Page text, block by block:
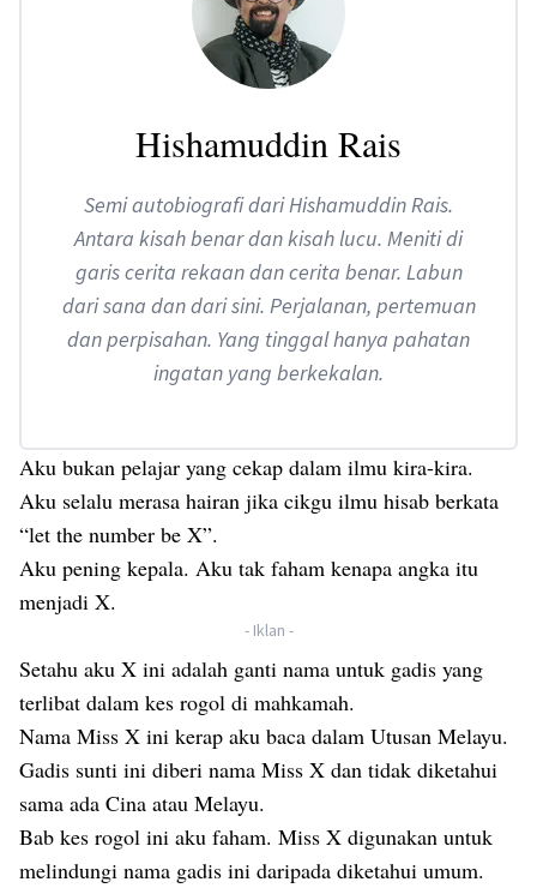
Hishamuddin Rais
Semi autobiografi dari Hishamuddin Rais.
Antara kisah benar dan kisah lucu. Meniti di
garis cerita rekaan dan cerita benar. Labun
dari sana dan dari sini. Perjalanan, pertemuan
dan perpisahan. Yang tinggal hanya pahatan
ingatan yang berkekalan.
Aku bukan pelajar yang cekap dalam ilmu kira-kira.
Aku selalu merasa hairan jika cikgu ilmu hisab berkata
“let the number be X”.
Aku pening kepala. Aku tak faham kenapa angka itu
menjadi X.
- Iklan -
Setahu aku X ini adalah ganti nama untuk gadis yang
terlibat dalam kes rogol di mahkamah.
Nama Miss X ini kerap aku baca dalam Utusan Melayu.
Gadis sunti ini diberi nama Miss X dan tidak diketahui
sama ada Cina atau Melayu.
Bab kes rogol ini aku faham. Miss X digunakan untuk
melindungi nama gadis ini daripada diketahui umum.